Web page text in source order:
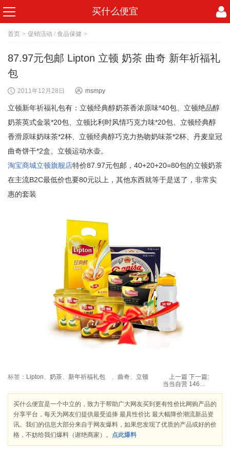
买什么便宜
首页 > 促销活动 / 食品保健 >
87.97元包邮 Lipton 立顿 奶茶 曲奇 新年祈福礼
包
2011年12月28日 msmpy
立顿新年祈福礼包有：立顿经典醇奶茶香浓原味*40包、立顿绝品醇
奶茶英式金装*20包、立顿比利时风情巧克力味*20包、立顿经典醇
香滑原味奶味茶*2杯、立顿经典醇巧克力热吻奶味茶*2杯、丹麦皇冠
曲奇饼干*2盒、立顿运动水壶。
淘宝商城立顿旗舰店特价87.97元包邮，40+20+20=80包的立顿奶茶
在主流B2C最低价也要80元以上，其他东西就等于是送了，非常实
惠的套装
标签： Lipton、 奶茶、 新年祈福礼包 、 曲奇、 立顿 上一篇 下一篇:
当当自营 146包邮 九阳 料理榨汁机 JYZ-A561
买什么便宜是一个中立的，致力于帮助广大网友买到更有性价比网购产品的
分享平台，每天为网友们提供最受追捧 最具性价比 最大幅降价潮流新品资
讯。我们的信息大部分来自于网友爆料，如果您发现了优质的产品或好的价
格，不妨给我们爆料（谢绝商家）。 点此爆料